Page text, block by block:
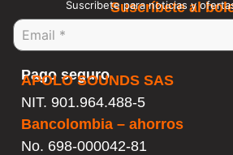
Suscríbete al
Suscribete para noticias y
Pago seguro
APOLO SOUNDS SAS
NIT. 901.964.488-5
Bancolombia – ahorros
No. 698-000042-81